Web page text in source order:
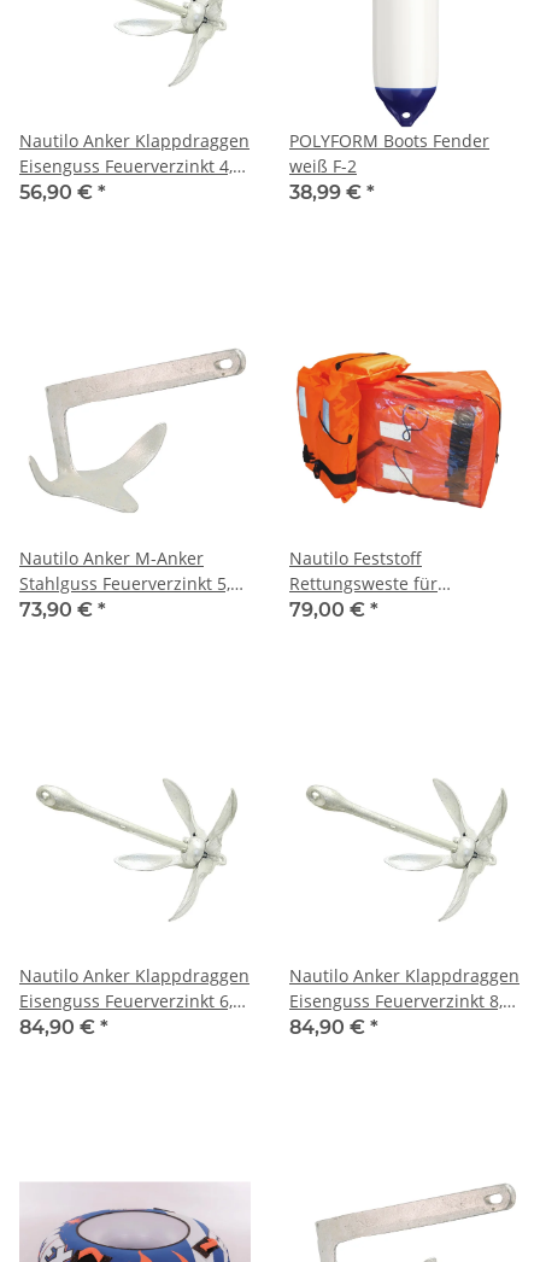
Nautilo Anker Klappdraggen
Eisenguss Feuerverzinkt 4,0
kg
56,90 € *
POLYFORM Boots Fender
weiß F-2
38,99 € *
Nautilo Anker M-Anker
Stahlguss Feuerverzinkt 5,0
kg
73,90 € *
Nautilo Feststoff
Rettungsweste für
Erwachsene - 4er Pack
79,00 € *
Nautilo Anker Klappdraggen
Eisenguss Feuerverzinkt 6,0
kg
84,90 € *
Nautilo Anker Klappdraggen
Eisenguss Feuerverzinkt 8,0
kg
84,90 € *